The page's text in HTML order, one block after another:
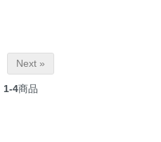
Next »
1-4商品